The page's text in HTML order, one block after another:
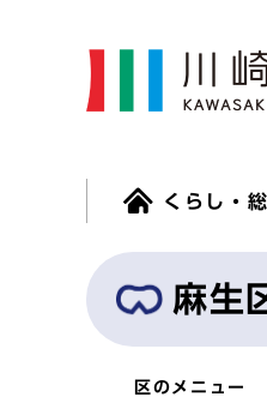
くらし・
麻生
区のメニュー